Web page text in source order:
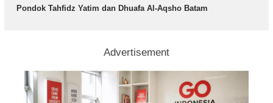
Pondok Tahfidz Yatim dan Dhuafa Al-Aqsho Batam
Advertisement